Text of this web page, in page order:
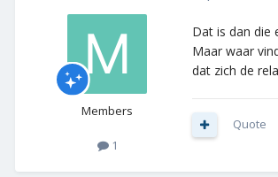
Members
1
Dat is dan die
Maar waar
dat zich de
Quote